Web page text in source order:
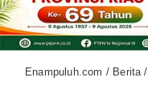
Enampuluh.com / Berita /